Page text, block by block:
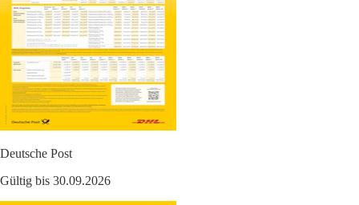
Deutsche Post
Gültig bis 30.09.2026